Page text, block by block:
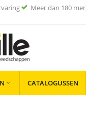
Meer dan 180
 CATALOGUSSEN